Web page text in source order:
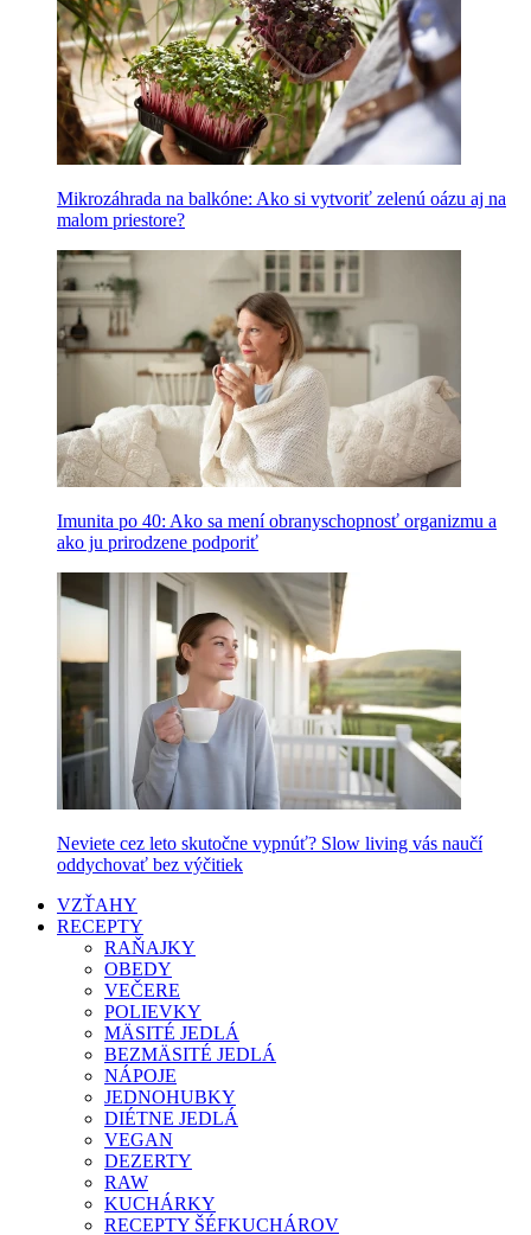
Mikrozáhrada na balkóne: Ako si vytvoriť zelenú oázu aj na
malom priestore?
Imunita po 40: Ako sa mení obranyschopnosť organizmu a
ako ju prirodzene podporiť
Neviete cez leto skutočne vypnúť? Slow living vás naučí
oddychovať bez výčitiek
VZŤAHY
RECEPTY
RAŇAJKY
OBEDY
VEČERE
POLIEVKY
MÄSITÉ JEDLÁ
BEZMÄSITÉ JEDLÁ
NÁPOJE
JEDNOHUBKY
DIÉTNE JEDLÁ
VEGAN
DEZERTY
RAW
KUCHÁRKY
RECEPTY ŠÉFKUCHÁROV